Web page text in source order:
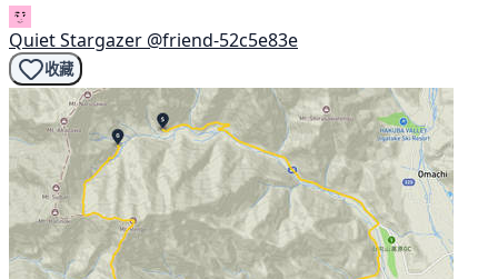
Quiet Stargazer @friend-52c5e83e
收藏